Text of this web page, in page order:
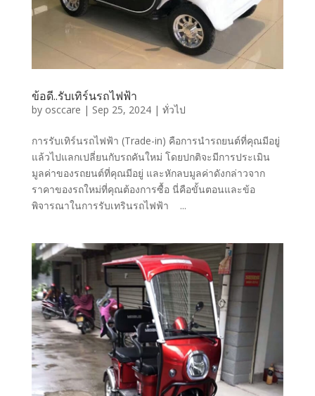
ข้อดี..รับเทิร์นรถไฟฟ้า
by osccare | Sep 25, 2024| ทั่วไป
การรับเทิร์นรถไฟฟ้า (Trade-in) คือการนำรถยนต์ที่คุณมีอยู่
แล้วไปแลกเปลี่ยนกับรถคันใหม่ โดยปกติจะมีการประเมิน
มูลค่าของรถยนต์ที่คุณมีอยู่ และหักลบมูลค่าดังกล่าวจาก
ราคาของรถใหม่ที่คุณต้องการซื้อ นี่คือขั้นตอนและข้อ
พิจารณาในการรับเทรินรถไฟฟ้า ...